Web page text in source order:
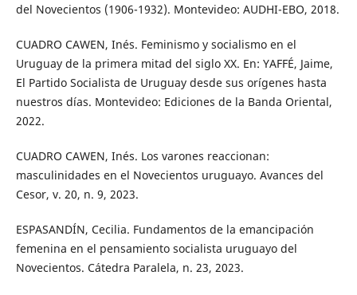
del Novecientos (1906-1932). Montevideo: AUDHI-EBO, 2018.
CUADRO CAWEN, Inés. Feminismo y socialismo en el
Uruguay de la primera mitad del siglo XX. En: YAFFÉ, Jaime,
El Partido Socialista de Uruguay desde sus orígenes hasta
nuestros días. Montevideo: Ediciones de la Banda Oriental,
2022.
CUADRO CAWEN, Inés. Los varones reaccionan:
masculinidades en el Novecientos uruguayo. Avances del
Cesor, v. 20, n. 9, 2023.
ESPASANDÍN, Cecilia. Fundamentos de la emancipación
femenina en el pensamiento socialista uruguayo del
Novecientos. Cátedra Paralela, n. 23, 2023.